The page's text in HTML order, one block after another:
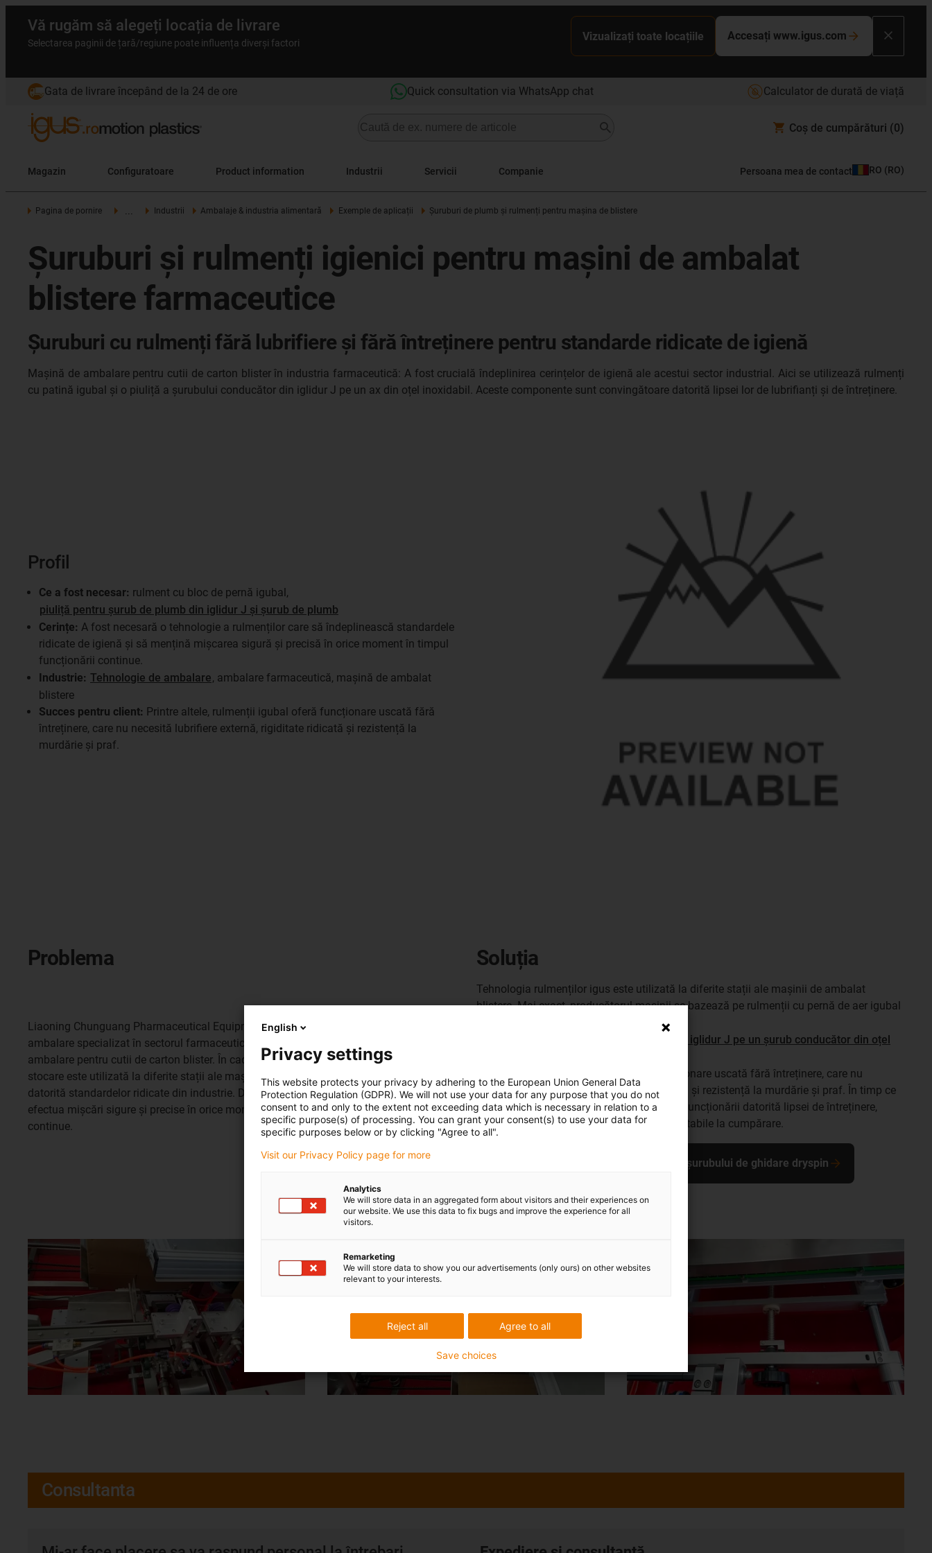
Vă rugăm să alegeți locația de livrare
Selectarea paginii de țară/regiune poate influența diverși factori
Vizualizați toate locațiile Accesați www.igus.com
Gata de livrare începând de la 24 de ore Quick consultation via WhatsApp chat Calculator de durată de viață
Coș de cumpărături (0)
Magazin Configuratoare Product information Industrii Servicii Companie Persoana mea de contact RO (RO)
Pagina de pornire Industrii Ambalaje & industria alimentară Exemple de aplicații Șuruburi de plumb și rulmenți pentru mașina de blistere
Șuruburi și rulmenți igienici pentru mașini de ambalat
blistere farmaceutice
Șuruburi cu rulmenți fără lubrifiere și fără întreținere pentru standarde ridicate de igienă
Mașină de ambalare pentru cutii de carton blister în industria farmaceutică: A fost crucială îndeplinirea cerințelor de igienă ale acestui sector industrial. Aici se utilizează rulmenți
cu patină igubal și o piuliță a șurubului conducător din iglidur J pe un ax din oțel inoxidabil. Aceste componente sunt convingătoare datorită lipsei lor de lubrifianți și de întreținere.
Profil
Ce a fost necesar: rulment cu bloc de pernă igubal,
piuliță pentru șurub de plumb din iglidur J și șurub de plumb
Cerințe: A fost necesară o tehnologie a rulmenților care să îndeplinească standardele
ridicate de igienă și să mențină mișcarea sigură și precisă în orice moment în timpul
funcționării continue.
Industrie: Tehnologie de ambalare, ambalare farmaceutică, mașină de ambalat
blistere
Succes pentru client: Printre altele, rulmenții igubal oferă funcționare uscată fără
întreținere, care nu necesită lubrifiere externă, rigiditate ridicată și rezistență la
murdărie și praf.
Problema
Liaoning Chunguang Pharmaceutical Equipment Co. este un producător de mașini de
ambalare specializat în sectorul farmaceutic. Această aplicație este o mașină de
ambalare pentru cutii de carton blister. În cadrul liniei de ambalare, tehnologia de
stocare este utilizată la diferite stații ale mașinii, care trebuie să fie întotdeauna igienice
datorită standardelor ridicate din industrie. De asemenea, acestea trebuie să poată
efectua mișcări sigure și precise în orice moment, chiar și în timpul funcționării
continue.
Soluția
Tehnologia rulmenților igus este utilizată la diferite stații ale mașinii de ambalat
blistere. Mai exact, producătorul mașinii se bazează pe rulmenții cu pernă de aer igubal
piuliță a șurubului conducător din material iglidur J pe un șurub conducător din oțel
. Printre altele, rulmenții igubal oferă funcționare uscată fără întreținere, care nu
necesită lubrifiere externă, rigiditate ridicată și rezistență la murdărie și praf. În timp ce
utilizatorul economisește costuri în timpul funcționării datorită lipsei de întreținere,
soluțiile de rulmenți sunt, de asemenea, rentabile la cumpărare.
Privire de ansamblu asupra tehnologiei șurubului de ghidare dryspin
Consultanta
English
Privacy settings
This website protects your privacy by adhering to the European Union General Data
Protection Regulation (GDPR). We will not use your data for any purpose that you do not
consent to and only to the extent not exceeding data which is necessary in relation to a
specific purpose(s) of processing. You can grant your consent(s) to use your data for
specific purposes below or by clicking "Agree to all".
Visit our Privacy Policy page for more
Analytics
We will store data in an aggregated form about visitors and their experiences on
our website. We use this data to fix bugs and improve the experience for all
visitors.
Remarketing
We will store data to show you our advertisements (only ours) on other websites
relevant to your interests.
Agree to all
Reject all
Save choices